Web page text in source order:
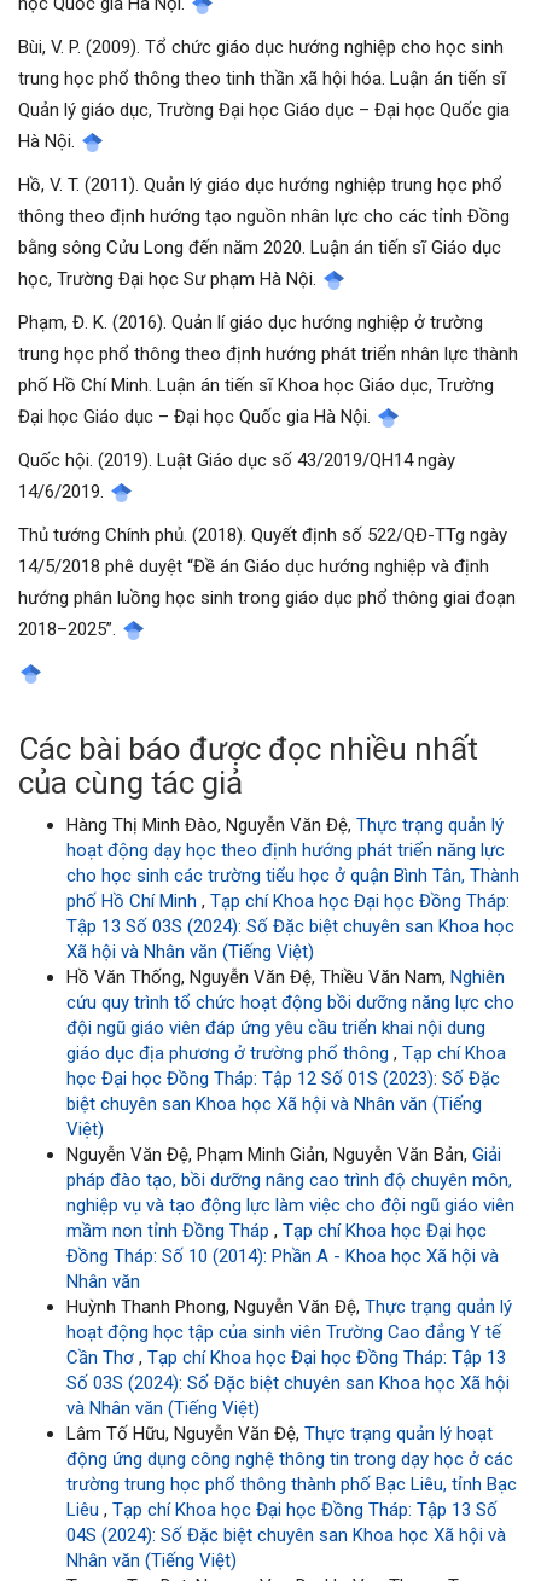
Bùi, V. P. (2009). Tổ chức giáo dục hướng nghiệp cho học sinh
trung học phổ thông theo tinh thần xã hội hóa. Luận án tiến sĩ
Quản lý giáo dục, Trường Đại học Giáo dục – Đại học Quốc gia
Hà Nội.
Hồ, V. T. (2011). Quản lý giáo dục hướng nghiệp trung học phổ
thông theo định hướng tạo nguồn nhân lực cho các tỉnh Đồng
bằng sông Cửu Long đến năm 2020. Luận án tiến sĩ Giáo dục
học, Trường Đại học Sư phạm Hà Nội.
Phạm, Đ. K. (2016). Quản lí giáo dục hướng nghiệp ở trường
trung học phổ thông theo định hướng phát triển nhân lực thành
phố Hồ Chí Minh. Luận án tiến sĩ Khoa học Giáo dục, Trường
Đại học Giáo dục – Đại học Quốc gia Hà Nội.
Quốc hội. (2019). Luật Giáo dục số 43/2019/QH14 ngày
14/6/2019.
Thủ tướng Chính phủ. (2018). Quyết định số 522/QĐ-TTg ngày
14/5/2018 phê duyệt “Đề án Giáo dục hướng nghiệp và định
hướng phân luồng học sinh trong giáo dục phổ thông giai đoạn
2018–2025”.
Các bài báo được đọc nhiều nhất
của cùng tác giả
Hàng Thị Minh Đào, Nguyễn Văn Đệ, Thực trạng quản lý
hoạt động dạy học theo định hướng phát triển năng lực
cho học sinh các trường tiểu học ở quận Bình Tân, Thành
phố Hồ Chí Minh , Tạp chí Khoa học Đại học Đồng Tháp:
Tập 13 Số 03S (2024): Số Đặc biệt chuyên san Khoa học
Xã hội và Nhân văn (Tiếng Việt)
Hồ Văn Thống, Nguyễn Văn Đệ, Thiều Văn Nam, Nghiên
cứu quy trình tổ chức hoạt động bồi dưỡng năng lực cho
đội ngũ giáo viên đáp ứng yêu cầu triển khai nội dung
giáo dục địa phương ở trường phổ thông , Tạp chí Khoa
học Đại học Đồng Tháp: Tập 12 Số 01S (2023): Số Đặc
biệt chuyên san Khoa học Xã hội và Nhân văn (Tiếng
Việt)
Nguyễn Văn Đệ, Phạm Minh Giản, Nguyễn Văn Bản, Giải
pháp đào tạo, bồi dưỡng nâng cao trình độ chuyên môn,
nghiệp vụ và tạo động lực làm việc cho đội ngũ giáo viên
mầm non tỉnh Đồng Tháp , Tạp chí Khoa học Đại học
Đồng Tháp: Số 10 (2014): Phần A - Khoa học Xã hội và
Nhân văn
Huỳnh Thanh Phong, Nguyễn Văn Đệ, Thực trạng quản lý
hoạt động học tập của sinh viên Trường Cao đẳng Y tế
Cần Thơ , Tạp chí Khoa học Đại học Đồng Tháp: Tập 13
Số 03S (2024): Số Đặc biệt chuyên san Khoa học Xã hội
và Nhân văn (Tiếng Việt)
Lâm Tố Hữu, Nguyễn Văn Đệ, Thực trạng quản lý hoạt
động ứng dụng công nghệ thông tin trong dạy học ở các
trường trung học phổ thông thành phố Bạc Liêu, tỉnh Bạc
Liêu , Tạp chí Khoa học Đại học Đồng Tháp: Tập 13 Số
04S (2024): Số Đặc biệt chuyên san Khoa học Xã hội và
Nhân văn (Tiếng Việt)